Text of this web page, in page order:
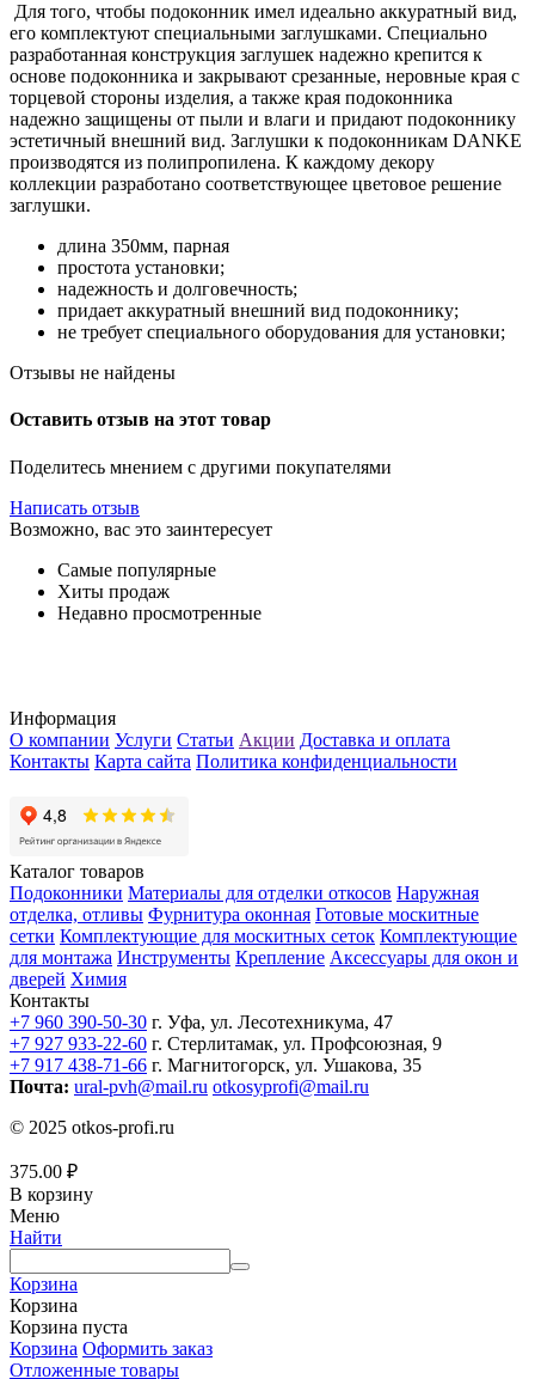
Для того, чтобы подоконник имел идеально аккуратный вид,
его комплектуют специальными заглушками. Специально
разработанная конструкция заглушек надежно крепится к
основе подоконника и закрывают срезанные, неровные края с
торцевой стороны изделия, а также края подоконника
надежно защищены от пыли и влаги и придают подоконнику
эстетичный внешний вид. Заглушки к подоконникам DANKE
производятся из полипропилена. К каждому декору
коллекции разработано соответствующее цветовое решение
заглушки.
длина 350мм, парная
простота установки;
надежность и долговечность;
придает аккуратный внешний вид подоконнику;
не требует специального оборудования для установки;
Отзывы не найдены
Оставить отзыв на этот товар
Поделитесь мнением с другими покупателями
Написать отзыв
Возможно, вас это заинтересует
Самые популярные
Хиты продаж
Недавно просмотренные
Информация
О компании Услуги Статьи Акции Доставка и оплата
Контакты Карта сайта Политика конфиденциальности
Каталог товаров
Подоконники Материалы для отделки откосов Наружная
отделка, отливы Фурнитура оконная Готовые москитные
сетки Комплектующие для москитных сеток Комплектующие
для монтажа Инструменты Крепление Аксессуары для окон и
дверей Химия
Контакты
+7 960 390-50-30 г. Уфа, ул. Лесотехникума, 47
+7 927 933-22-60 г. Стерлитамак, ул. Профсоюзная, 9
+7 917 438-71-66 г. Магнитогорск, ул. Ушакова, 35
Почта: ural-pvh@mail.ru otkosyprofi@mail.ru
© 2025 otkos-profi.ru
375.00 ₽
В корзину
Меню
Найти
Корзина
Корзина
Корзина пуста
Корзина Оформить заказ
Отложенные товары